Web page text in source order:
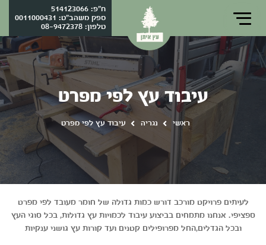
ח"פ: 514123066
ספק משהב"ט: 0011000431
טלפון: 08-9472378
עיבוד עץ לפי מפרט
ראשי נגריה עיבוד עץ לפי מפרט
לעיתים פרויקט מורכב דורש כמות גדולה של חומר מעובד לפי מפרט
ספציפי. אנחנו מתמחים בביצוע עיבוד לכמויות עץ גדולות, בכל סוגי העץ
ובכל הגדלים,החל מפרופילים קטנים ועד קורות עץ גושני ענקיות